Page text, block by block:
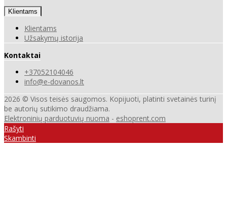
Klientams
Klientams
Užsakymų istorija
Kontaktai
+37052104046
info@e-dovanos.lt
2026 © Visos teisės saugomos. Kopijuoti, platinti svetainės turinį
be autorių sutikimo draudžiama.
Elektroninių parduotuvių nuoma - eshoprent.com
Rašyti
Skambinti